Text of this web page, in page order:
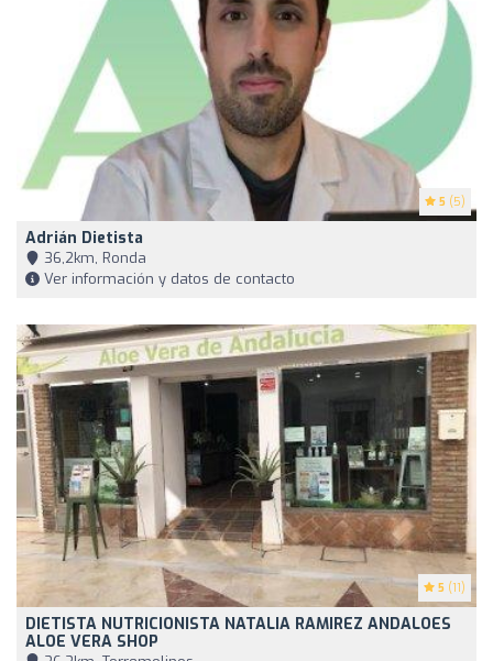
5 (5)
Adrián Dietista
36,2km, Ronda
Ver información y datos de contacto
5 (11)
DIETISTA NUTRICIONISTA NATALIA RAMIREZ ANDALOES
ALOE VERA SHOP